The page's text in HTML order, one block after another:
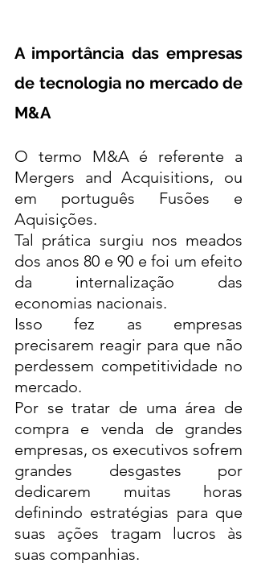
A importância das empresas
de tecnologia no mercado de
M&A
O termo M&A é referente a
Mergers and Acquisitions, ou
em português Fusões e
Aquisições.
Tal prática surgiu nos meados
dos anos 80 e 90 e foi um efeito
da internalização das
economias nacionais.
Isso fez as empresas
precisarem reagir para que não
perdessem competitividade no
mercado.
Por se tratar de uma área de
compra e venda de grandes
empresas, os executivos sofrem
grandes desgastes por
dedicarem muitas horas
definindo estratégias para que
suas ações tragam lucros às
suas companhias.